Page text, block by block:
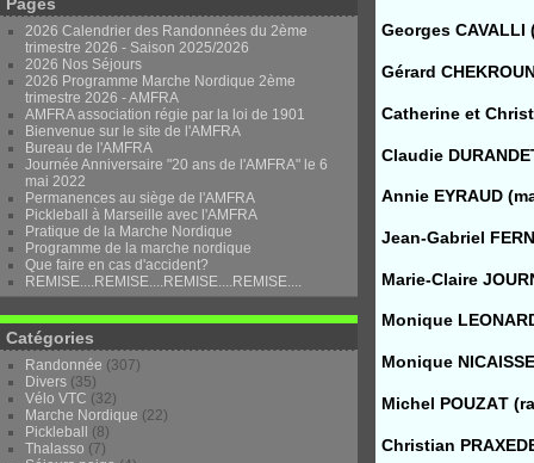
2026 Calendrier des Randonnées du 2ème
trimestre 2026 - Saison 2025/2026
2026 Nos Séjours
2026 Programme Marche Nordique 2ème
trimestre 2026 - AMFRA
AMFRA association régie par la loi de 1901
Bienvenue sur le site de l'AMFRA
Bureau de l'AMFRA
Journée Anniversaire "20 ans de l'AMFRA" le 6
mai 2022
Permanences au siège de l'AMFRA
Pickleball à Marseille avec l'AMFRA
Pratique de la Marche Nordique
Programme de la marche nordique
Que faire en cas d'accident?
REMISE....REMISE....REMISE....REMISE....
Catégories
Randonnée (307)
Divers (35)
Vélo VTC (32)
Marche Nordique (22)
Pickleball
(8)
Thalasso (7)
Georges
Gérard
Catherine et
Claudie
Annie EYRAUD
Jean-Gabriel
Marie-Claire
Monique
Monique
Michel POUZAT
Christian